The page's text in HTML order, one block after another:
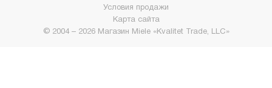
© 2004 – 2026 Магазин Miele «Kvalitet Trade, LLC»
Условия продажи
Карта сайта